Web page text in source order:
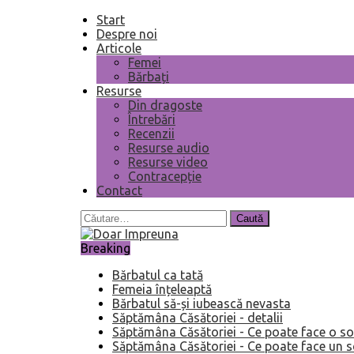
Start
Despre noi
Articole
Femei
Bărbați
Resurse
Din dragoste
Întrebări
Recenzii
Resurse audio
Resurse video
Contracepție
Contact
Caută
după:
Breaking
Bărbatul ca tată
Femeia înțeleaptă
Bărbatul să-și iubească nevasta
Săptămâna Căsătoriei - detalii
Săptămâna Căsătoriei - Ce poate face o
Săptămâna Căsătoriei - Ce poate face un